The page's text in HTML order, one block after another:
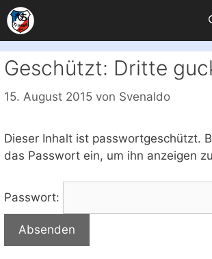
Zum
Inhalt
springen
Geschützt: Dritte
15. August 2015 von Svenaldo
Dieser Inhalt ist passwortgeschützt.
das Passwort ein, um ihn anzeigen
Passwort: